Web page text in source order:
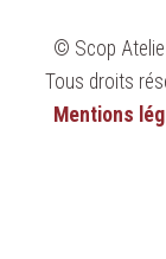
© Scop
Tous droits
Mentions